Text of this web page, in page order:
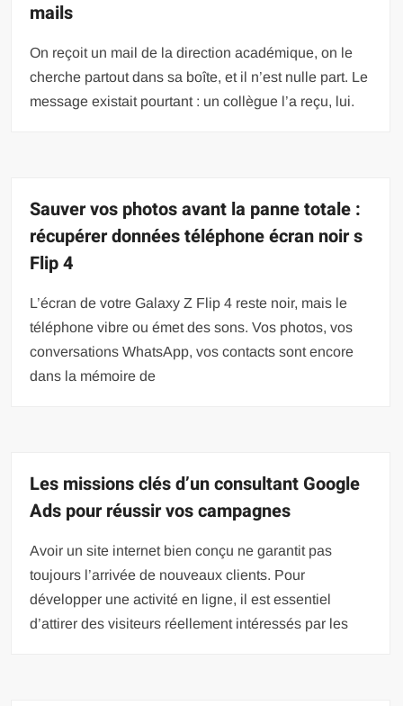
mails
On reçoit un mail de la direction académique, on le
cherche partout dans sa boîte, et il n’est nulle part. Le
message existait pourtant : un collègue l’a reçu, lui.
Sauver vos photos avant la panne totale :
récupérer données téléphone écran noir s
Flip 4
L’écran de votre Galaxy Z Flip 4 reste noir, mais le
téléphone vibre ou émet des sons. Vos photos, vos
conversations WhatsApp, vos contacts sont encore
dans la mémoire de
Les missions clés d’un consultant Google
Ads pour réussir vos campagnes
Avoir un site internet bien conçu ne garantit pas
toujours l’arrivée de nouveaux clients. Pour
développer une activité en ligne, il est essentiel
d’attirer des visiteurs réellement intéressés par les